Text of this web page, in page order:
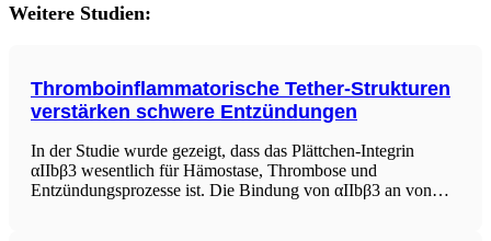
Weitere Studien:
Thromboinflammatorische Tether-Strukturen
verstärken schwere Entzündungen
In der Studie wurde gezeigt, dass das Plättchen-Integrin
αIIbβ3 wesentlich für Hämostase, Thrombose und
Entzündungsprozesse ist. Die Bindung von αIIbβ3 an von